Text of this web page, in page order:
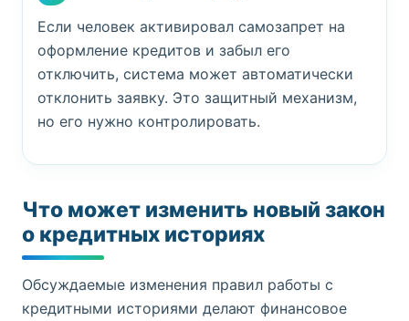
Если человек активировал самозапрет на
оформление кредитов и забыл его
отключить, система может автоматически
отклонить заявку. Это защитный механизм,
но его нужно контролировать.
Что может изменить новый закон
о кредитных историях
Обсуждаемые изменения правил работы с
кредитными историями делают финансовое